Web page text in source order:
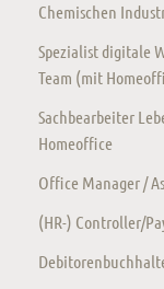
Chemischen
Spezialist digitale
Team (mit
Sachbearbeiter
Homeoffice
Office Manager /
(HR-) Controller/